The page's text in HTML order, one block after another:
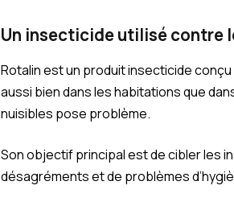
Un insecticide utilisé contre
Rotalin est un produit insecticide
aussi bien dans les habitations que
nuisibles pose problème.
Son objectif principal est de cibler les
désagréments et de problèmes